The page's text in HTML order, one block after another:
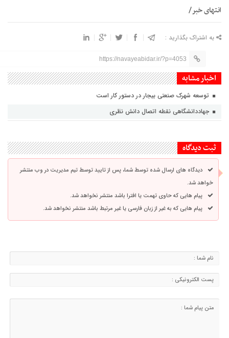
انتهای خبر/
به اشتراک بگذارید :
https://navayeabidar.ir/?p=4053
اخبار مشابه
توسعه شهرک صنعتی بیجار در دستور کار است
جهاددانشگاهی نقطه اتصال دانش نظری
ثبت دیدگاه
دیدگاه های ارسال شده توسط شما، پس از تایید توسط تیم مدیریت در وب منتشر
خواهد شد.
پیام هایی که حاوی تهمت یا افترا باشد منتشر نخواهد شد.
پیام هایی که به غیر از زبان فارسی یا غیر مرتبط باشد منتشر نخواهد شد.